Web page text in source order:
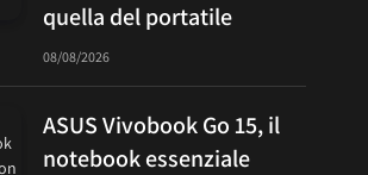
quella del portatile
08/08/2026
ASUS Vivobook Go 15, il
notebook essenziale